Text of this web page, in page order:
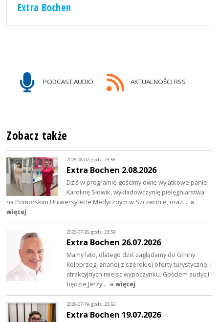
Extra Bochen
PODCAST AUDIO AKTUALNOŚCI RSS
Zobacz także
2026-08-02, godz. 23:56
Extra Bochen 2.08.2026
Dziś w programie gościmy dwie wyjątkowe panie –
Karolinę Słowik, wykładowczynię pielęgniarstwa
na Pomorskim Uniwersytecie Medycznym w Szczecinie, oraz… »
więcej
2026-07-26, godz. 23:59
Extra Bochen 26.07.2026
Mamy lato, dlatego dziś zaglądamy do Gminy
Kołobrzeg, znanej z szerokiej oferty turystycznej i
atrakcyjnych miejsc wypoczynku. Gościem audycji
będzie Jerzy… » więcej
2026-07-19, godz. 23:52
Extra Bochen 19.07.2026